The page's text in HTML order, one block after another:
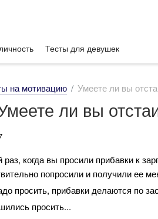
Тесты для девушек
на мотивацию Умеете ли вы
ли вы
когда вы просили прибавки к
попросили и получили ее
просить, прибавки делаются по
просить...